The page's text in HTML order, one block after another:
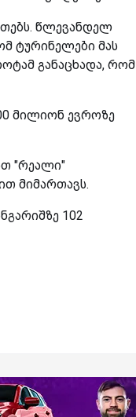
წლევანდელ
ტურინელები მას
განაცხადა, რომ
მილიონ ევროზე
"რეალი"
მიმართავს.
102